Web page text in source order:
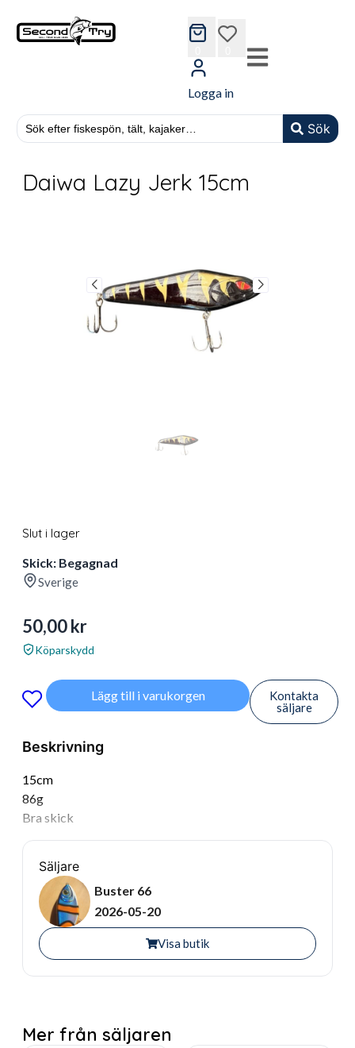
Sök
wishlist
Logga in
Daiwa Lazy Jerk 15cm
Slut i lager
Skick: Begagnad
Sverige
50,00kr
Köparskydd
Lägg till i varukorgen
Kontakta
säljare
Beskrivning
15cm
86g
Bra skick
Säljare
Buster 66
2026-05-20
Visa butik
Mer från säljaren